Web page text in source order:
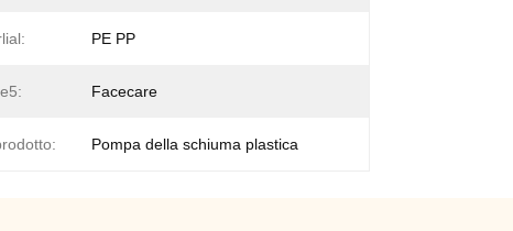
PE PP
Facecare
Pompa della schiuma plastica